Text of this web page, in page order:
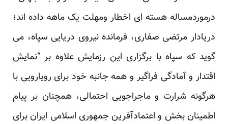
درموردمساله هسته ای اخطار ومهلت یک ماهه داده اند؛
دریادار مرتضی صفاری، فرمانده نیروی دریایی سپاه، می
گوید که سپاه با برگزاری این رزمایش علاوه بر “نمایش
اقتدار و آمادگی فراگیر و همه جانبه خود برای رویارویی با
هرگونه شرارت و ماجراجویی احتمالی، همچنان بر پیام
اطمینان بخش و اعتمادآفرین جمهوری اسلامی ایران برای